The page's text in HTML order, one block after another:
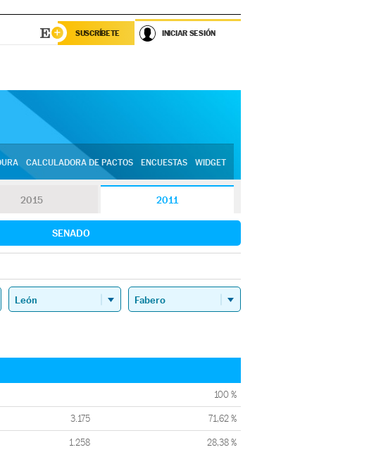
SUSCRÍBETE INICIAR SESIÓN
CALCULADORA DE PACTOS ENCUESTAS WIDGET
2015 2011
SENADO
100 %
3.175 71,62 %
1.258 28,38 %